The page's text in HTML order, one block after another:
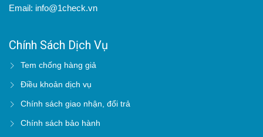
Email: info@1check.vn
Chính Sách Dịch Vụ
Tem chống hàng giả
Điều khoản dịch vụ
Chính sách giao nhận, đổi trả
Chính sách bảo hành